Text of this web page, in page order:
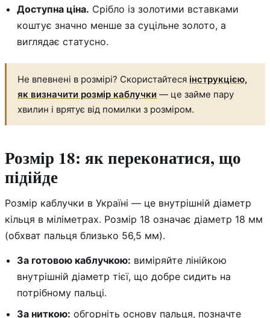
Доступна ціна. Срібло із золотими вставками
коштує значно менше за суцільне золото, а
виглядає статусно.
Не впевнені в розмірі? Скористайтеся інструкцією,
як визначити розмір каблучки — це займе пару
хвилин і врятує від помилки з розміром.
Розмір 18: як переконатися, що
підійде
Розмір каблучки в Україні — це внутрішній діаметр
кільця в міліметрах. Розмір 18 означає діаметр 18 мм
(обхват пальця близько 56,5 мм).
За готовою каблучкою: виміряйте лінійкою
внутрішній діаметр тієї, що добре сидить на
потрібному пальці.
За ниткою: обгорніть основу пальця, позначте